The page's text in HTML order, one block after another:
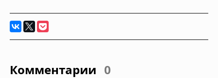
Комментарии 0